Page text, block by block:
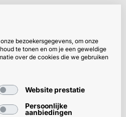
bezoekersgegevens, om onze
te tonen en om je een geweldige
over de cookies die we gebruiken
Website prestatie
Persoonlijke
aanbiedingen